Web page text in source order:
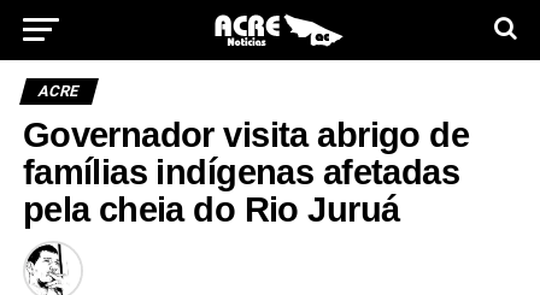
ACRE
Governador visita abrigo de
famílias indígenas afetadas
pela cheia do Rio Juruá